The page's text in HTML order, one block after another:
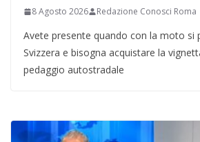
8 Agosto 2026 Redazione Conosci Roma
Avete presente quando con la moto si
Svizzera e bisogna acquistare la
pedaggio autostradale